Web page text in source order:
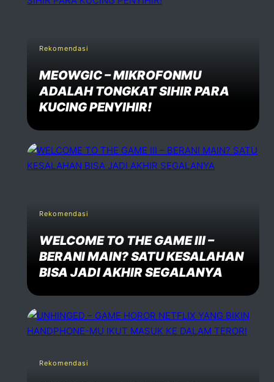
Rekomendasi
MEOWGIC – MIKROFONMU
ADALAH TONGKAT SIHIR PARA
KUCING PENYIHIR!
Rekomendasi
WELCOME TO THE GAME III –
BERANI MAIN? SATU KESALAHAN
BISA JADI AKHIR SEGALANYA
Rekomendasi